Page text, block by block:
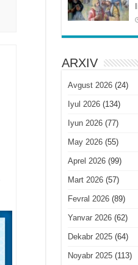
ARXIV
Avgust 2026(24)
Iyul 2026(134)
Iyun 2026(77)
May 2026(55)
Aprel 2026(99)
Mart 2026(57)
Fevral 2026(89)
Yanvar 2026(62)
Dekabr 2025(64)
Noyabr 2025(113)